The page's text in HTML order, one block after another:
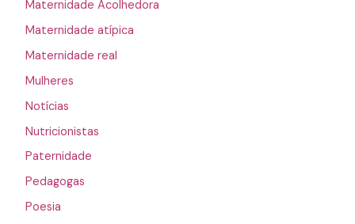
Maternidade Acolhedora
Maternidade atípica
Maternidade real
Mulheres
Notícias
Nutricionistas
Paternidade
Pedagogas
Poesia